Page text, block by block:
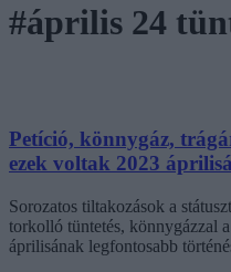
#április 24
Petíció, könnygáz,
ezek voltak 2023
Sorozatos tiltakozások a
torkolló tüntetés, könnygázzal
áprilisának legfontosabb